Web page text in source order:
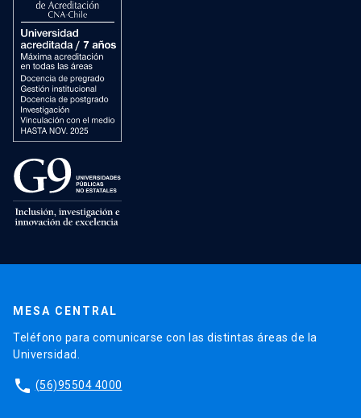
MESA CENTRAL
Teléfono para comunicarse con las distintas áreas de la
Universidad.
phone (56)95504 4000